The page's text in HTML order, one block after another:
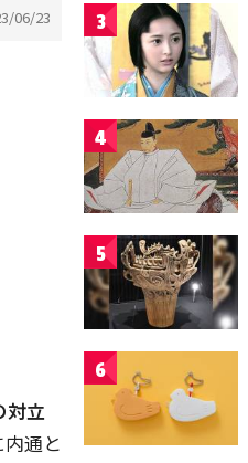
06/23
対立
通と
3
4
5
6